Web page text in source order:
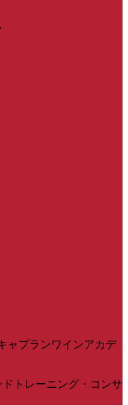
ャプランワインアカデ
トレーニング・コンサ